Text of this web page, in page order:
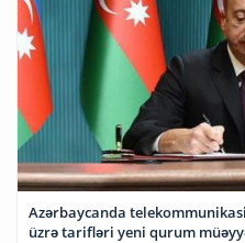
Azərbaycanda
üzrə tarifləri yeni qurum